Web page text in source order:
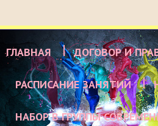
ГЛАВНАЯ ДОГОВОР И
РАСПИСАНИЕ ЗАНЯТИЙ
НАБОР В ГРУППЫ